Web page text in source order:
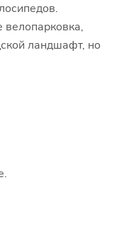
ландшафт, но